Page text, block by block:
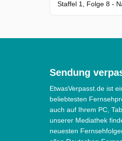
Ehemann.
Wohnung
kommen sich
Tierärztin Dr.
ausgestrahlt am
15:10 Uhr.
Dienstag 19
Sendung
EtwasVerpasst.de ist
beliebtesten
auch auf Ihrem PC,
unserer Mediathek
neuesten